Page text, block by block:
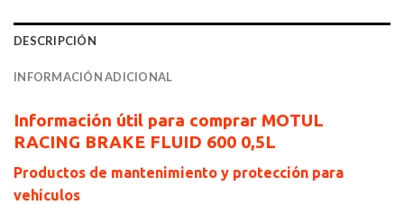
DESCRIPCIÓN
INFORMACIÓN ADICIONAL
Información útil para comprar MOTUL
RACING BRAKE FLUID 600 0,5L
Productos de mantenimiento y protección para
vehículos